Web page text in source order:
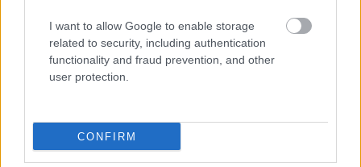
I want to allow Google to enable storage
related to security, including authentication
functionality and fraud prevention, and other
user protection.
CONFIRM
Az utóbbi években már harmadszor került kórházba
az angol énekes, miután rejtélyes módon összeesett